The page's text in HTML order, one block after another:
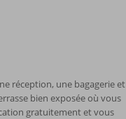
réception, une bagagerie et
bien exposée où vous
gratuitement et vous